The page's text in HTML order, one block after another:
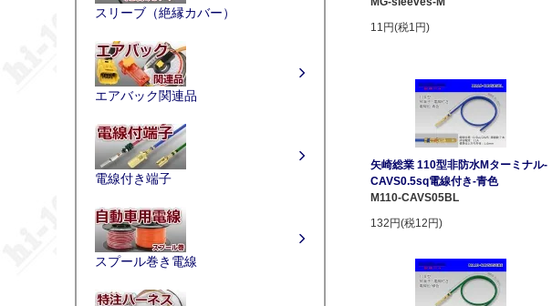
11円(税1円)
矢崎総業 110型非防水Mターミナル-
CAVS0.5sq電線付き-青色
M110-CAVS05BL
132円(税12円)
スリーブ（絶縁カバー）
エアバック関連品
電線付き端子
スプール巻き電線